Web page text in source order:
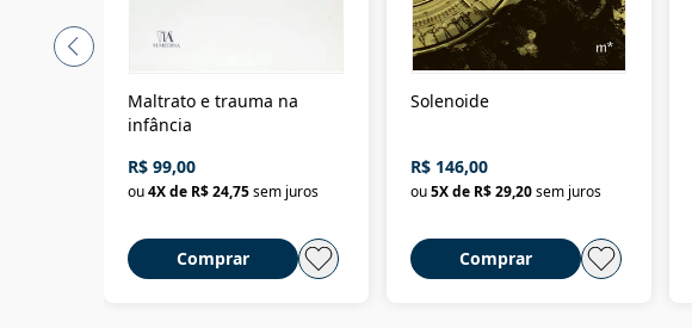
Maltrato e trauma na
infância
R$ 99,00
ou4X de R$ 24,75sem juros
Comprar
Solenoide
R$ 146,00
ou5X de R$ 29,20sem juros
Comprar